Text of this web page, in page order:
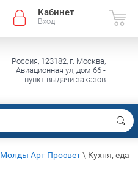
Кабинет
Вход
Россия, 123182, г. Москва,
Авиационная ул, дом 66 -
пункт выдачи заказов
Молды Арт Просвет\ Кухня, еда